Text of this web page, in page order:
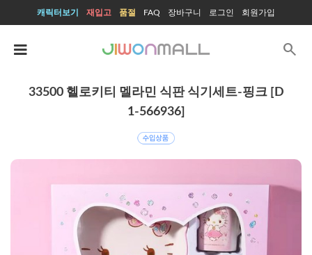
캐릭터보기 재입고 품절 FAQ 장바구니 로그인 회원가입
search
33500 헬로키티 멜라민 식판 식기세트-핑크 [D
1-566936]